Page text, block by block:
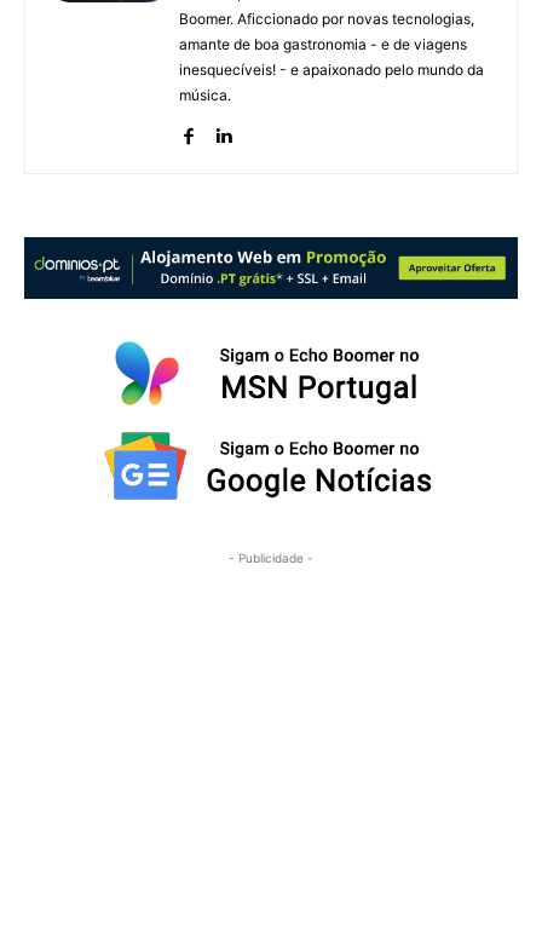
Boomer. Aficcionado por novas tecnologias,
amante de boa gastronomia - e de viagens
inesquecíveis! - e apaixonado pelo mundo da
música.
- Publicidade -